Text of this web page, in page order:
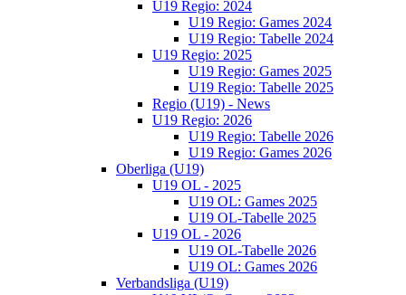
U19 Regio: 2024
U19 Regio: Games 2024
U19 Regio: Tabelle 2024
U19 Regio: 2025
U19 Regio: Games 2025
U19 Regio: Tabelle 2025
Regio (U19) - News
U19 Regio: 2026
U19 Regio: Tabelle 2026
U19 Regio: Games 2026
Oberliga (U19)
U19 OL - 2025
U19 OL: Games 2025
U19 OL-Tabelle 2025
U19 OL - 2026
U19 OL-Tabelle 2026
U19 OL: Games 2026
Verbandsliga (U19)